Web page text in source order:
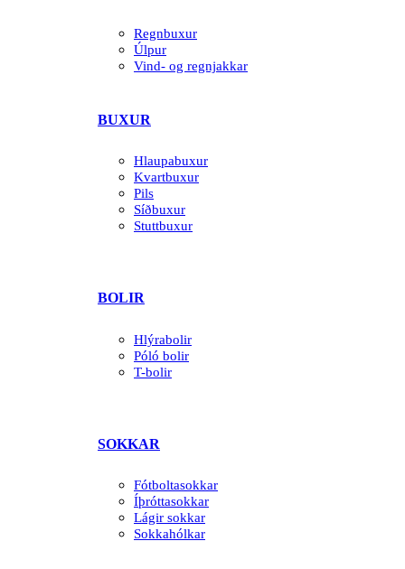
Regnbuxur
Úlpur
Vind- og regnjakkar
BUXUR
Hlaupabuxur
Kvartbuxur
Pils
Síðbuxur
Stuttbuxur
BOLIR
Hlýrabolir
Póló bolir
T-bolir
SOKKAR
Fótboltasokkar
Íþróttasokkar
Lágir sokkar
Sokkahólkar